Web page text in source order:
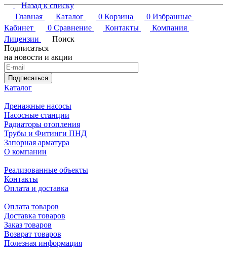
Назад к списку
Главная
Каталог 0 Корзина 0 Избранные
Кабинет
0 Сравнение Контакты
Компания
Лицензии
Поиск
Подписаться
на новости и акции
Подписаться
Каталог
Дренажные насосы
Насосные станции
Радиаторы отопления
Трубы и Фитинги ПНД
Запорная арматура
О компании
Реализованные объекты
Контакты
Оплата и доставка
Оплата товаров
Доставка товаров
Заказ товаров
Возврат товаров
Полезная информация